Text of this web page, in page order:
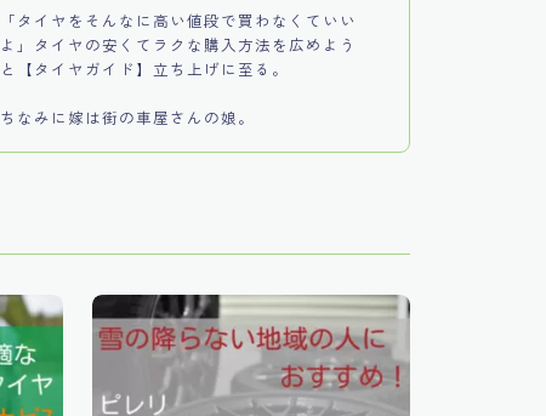
「タイヤをそんなに高い値段で買わなくていい
よ」タイヤの安くてラクな購入方法を広めよう
と【タイヤガイド】立ち上げに至る。
ちなみに嫁は街の車屋さんの娘。